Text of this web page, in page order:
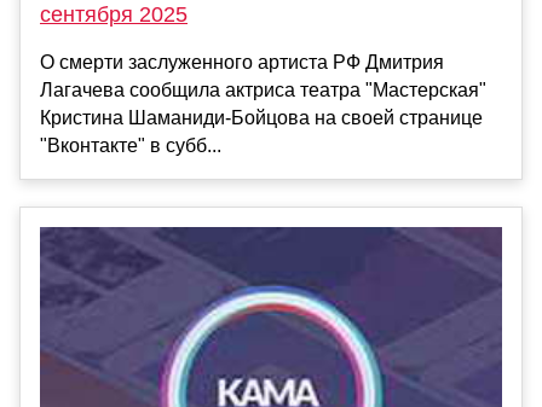
сентября 2025
О смерти заслуженного артиста РФ Дмитрия
Лагачева сообщила актриса театра "Мастерская"
Кристина Шаманиди-Бойцова на своей странице
"Вконтакте" в субб...